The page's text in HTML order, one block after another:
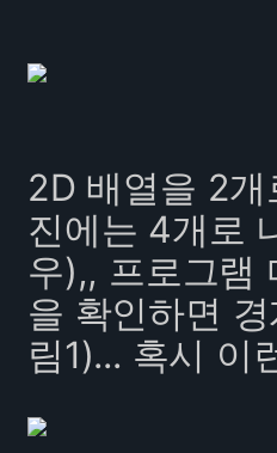
2D 배열을 2
진에는 4개로
우),, 프로그램
을 확인하면
림1)... 혹시 이